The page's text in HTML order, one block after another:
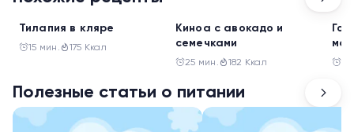
Ужин
Тилапия в кляре
15 мин. 175 Ккал
Ужин
Киноа с авокадо и
семечками
25 мин. 182 Ккал
Полезные статьи о питании